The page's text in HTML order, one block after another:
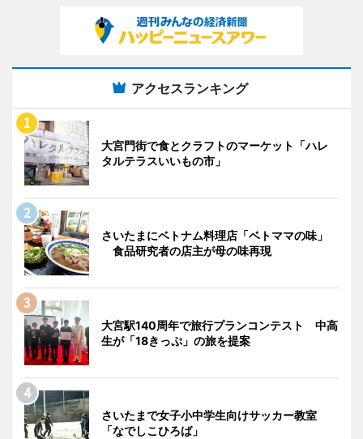
アクセスランキング
大宮門街で食とクラフトのマーケット「ハレ
タルテラスいいもの市」
さいたまにベトナム料理店「ベトママの味」
食品研究者の店主が母の味再現
大宮駅140周年で旅行プランコンテスト 中高
生が「18きっぷ」の旅を提案
さいたまで女子小中学生向けサッカー教室
「なでしこひろば」